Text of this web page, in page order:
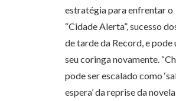
estratégia para enfrentar o
“Cidade Alerta”, sucesso
de tarde da Record, e pode
seu coringa novamente.
pode ser escalado como
espera’ da reprise da novela